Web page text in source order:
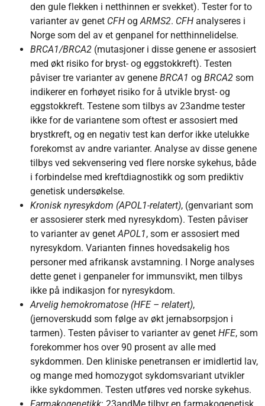
den gule flekken i netthinnen er svekket). Tester for to
varianter av genet CFH ogARMS2. CFH analyseres i
Norge som del av et genpanel for netthinnelidelse.
BRCA1/BRCA2 (mutasjoner i disse genene er assosiert
med økt risiko for bryst- og eggstokkreft). Testen
påviser tre varianter av geneneBRCA1 ogBRCA2 som
indikerer en forhøyet risiko for å utvikle bryst- og
eggstokkreft. Testene som tilbys av 23andme tester
ikke for de variantene som oftest er assosiert med
brystkreft, og en negativ test kan derfor ikke utelukke
forekomst av andre varianter. Analyse av disse genene
tilbys ved sekvensering ved flere norske sykehus, både
i forbindelse med kreftdiagnostikk og som prediktiv
genetisk undersøkelse.
Kronisk nyresykdom (APOL1-relatert), (genvariant som
er assosierer sterk med nyresykdom). Testen påviser
to varianter av genetAPOL1, som er assosiert med
nyresykdom. Varianten finnes hovedsakelig hos
personer med afrikansk avstamning. I Norge analyses
dette genet i genpaneler for immunsvikt, men tilbys
ikke på indikasjon for nyresykdom.
Arvelig hemokromatose (HFE – relatert),
(jernoverskudd som følge av økt jernabsorpsjon i
tarmen). Testen påviser to varianter av genetHFE, som
forekommer hos over 90 prosent av alle med
sykdommen. Den kliniske penetransen er imidlertid lav,
og mange med homozygot sykdomsvariant utvikler
ikke sykdommen. Testen utføres ved norske sykehus.